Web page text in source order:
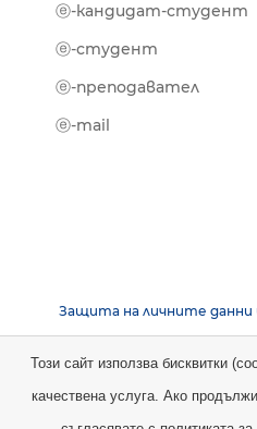
ⓔ-кандидат-студент
ⓔ-студент
ⓔ-преподавател
ⓔ-mail
Защита на личните данни
Copyright © 2026 НБУ.
Този сайт използва бисквитки
качествена услуга. Ако